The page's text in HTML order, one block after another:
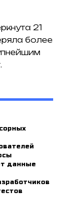
21
более
данные